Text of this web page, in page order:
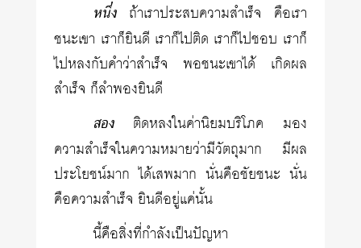
หนึ่งถ้าเราประสบความสำเร็จ คือเรา
ชนะเขา เราก็ยินดี เราก็ไปติด เราก็ไปชอบ เราก็
ไปหลงกับคำว่าสำเร็จ พอชนะเขาได้ เกิดผล
สำเร็จ ก็ลำพองยินดี
สองติดหลงในค่านิยมบริโภค มอง
ความสำเร็จในความหมายว่ามีวัตถุมาก มีผล
ประโยชน์มาก ได้เสพมาก นั่นคือชัยชนะ นั่น
คือความสำเร็จ ยินดีอยู่แค่นั้น
นี้คือสิ่งที่กำลังเป็นปัญหา